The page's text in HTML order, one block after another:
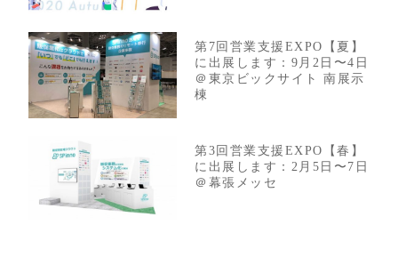
第7回営業支援EXPO【夏】
に出展します：9月2日〜4日
＠東京ビックサイト 南展示
棟
第3回営業支援EXPO【春】
に出展します：2月5日〜7日
＠幕張メッセ